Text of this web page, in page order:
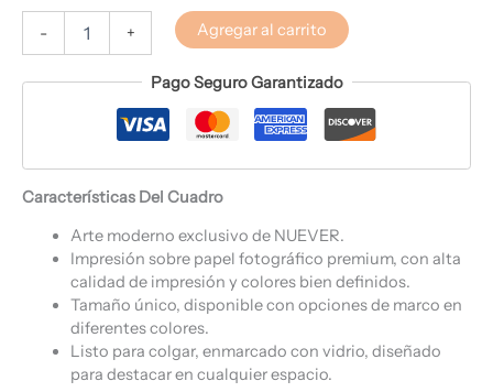
- + Agregar al carrito
Pago Seguro Garantizado
Características Del Cuadro
Arte moderno exclusivo de NUEVER.
Impresión sobre papel fotográfico premium, con alta
calidad de impresión y colores bien definidos.
Tamaño único, disponible con opciones de marco en
diferentes colores.
Listo para colgar, enmarcado con vidrio, diseñado
para destacar en cualquier espacio.